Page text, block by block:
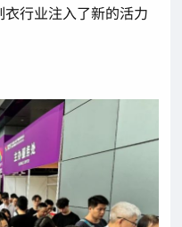
行业注入了新的活力